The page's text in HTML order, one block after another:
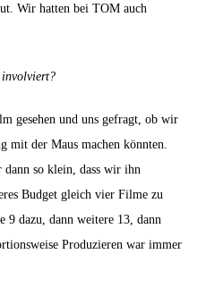
Wir hatten bei TOM auch
gesehen und uns gefragt, ob wir
mit der Maus machen könnten.
so klein, dass wir ihn
Budget gleich vier Filme zu
9 dazu, dann weitere 13, dann
Produzieren war immer